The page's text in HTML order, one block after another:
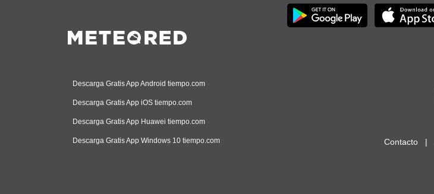
Descarga Gratis App Android tiempo.com
Descarga Gratis App iOS tiempo.com
Descarga Gratis App Huawei tiempo.com
Descarga Gratis App Windows 10 tiempo.com Contacto